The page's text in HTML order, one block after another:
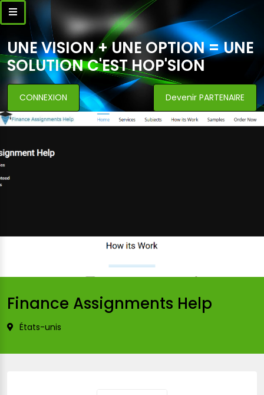
UNE VISION + UNE OPTION = UNE
SOLUTION C'EST HOP'SION
CONNEXION Devenir PARTENAIRE
Finance Assignments Help
États-unis